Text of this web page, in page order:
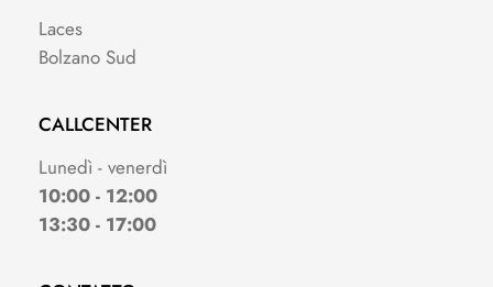
Laces
Bolzano Sud
CALLCENTER
Lunedì - venerdì
10:00 - 12:00
13:30 - 17:00